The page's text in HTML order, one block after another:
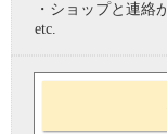
・ショップと連絡
etc.